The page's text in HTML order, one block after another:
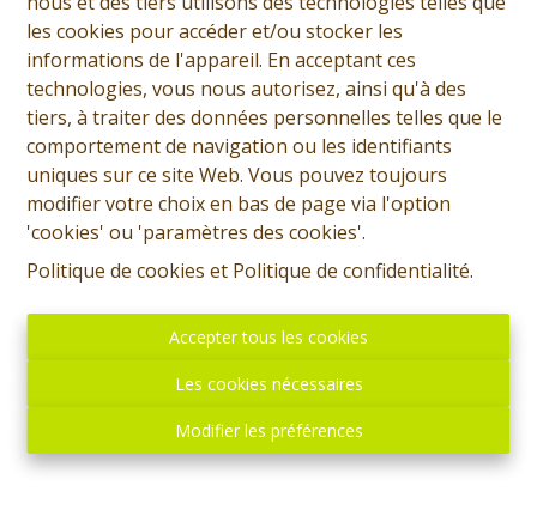
les cookies pour accéder et/ou stocker les
informations de l'appareil. En acceptant ces
technologies, vous nous autorisez, ainsi qu'à des
tiers, à traiter des données personnelles telles que le
comportement de navigation ou les identifiants
uniques sur ce site Web. Vous pouvez toujours
modifier votre choix en bas de page via l'option
'cookies' ou 'paramètres des cookies'.
Politique de cookies et Politique de confidentialité.
Accepter tous les cookies
Les cookies nécessaires
Modifier les préférences
1066 m²